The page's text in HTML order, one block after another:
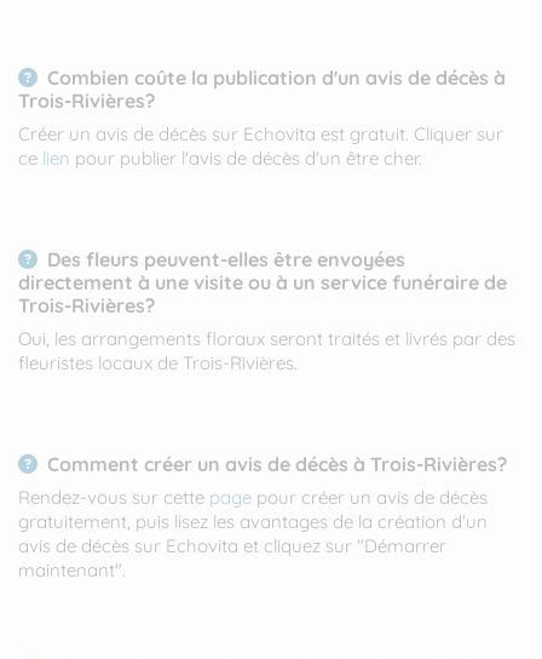
Combien coûte la publication d'un avis de décès à
Trois-Rivières?
Créer un avis de décès sur Echovita est gratuit. Cliquer sur
ce lien pour publier l'avis de décès d'un être cher.
Des fleurs peuvent-elles être envoyées
directement à une visite ou à un service funéraire de
Trois-Rivières?
Oui, les arrangements floraux seront traités et livrés par des
fleuristes locaux de Trois-Rivières.
Comment créer un avis de décès à Trois-Rivières?
Rendez-vous sur cette page pour créer un avis de décès
gratuitement, puis lisez les avantages de la création d'un
avis de décès sur Echovita et cliquez sur "Démarrer
maintenant".